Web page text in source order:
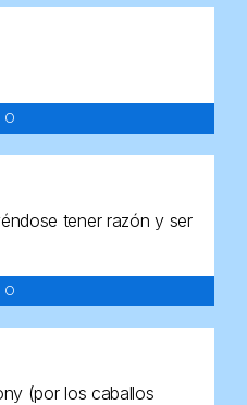
tener razón y ser
(por los caballos